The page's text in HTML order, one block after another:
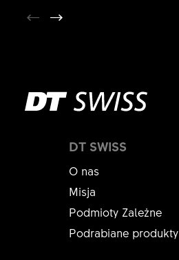
DT SWISS
O nas
Misja
Podmioty Zależne
Podrabiane produkty